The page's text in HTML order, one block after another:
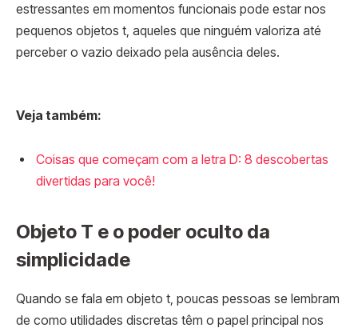
estressantes em momentos funcionais pode estar nos
pequenos objetos t, aqueles que ninguém valoriza até
perceber o vazio deixado pela ausência deles.
Veja também:
Coisas que começam com a letra D: 8 descobertas
divertidas para você!
Objeto T e o poder oculto da
simplicidade
Quando se fala em objeto t, poucas pessoas se lembram
de como utilidades discretas têm o papel principal nos